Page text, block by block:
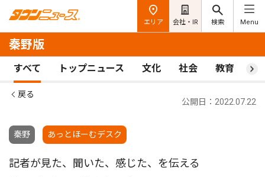
エリア 会社・IR 検索 Menu
秦野版
すべて トップニュース 文化 社会 教育 ス
戻る
秦野 あっとほーむデスク
公開日：2022.07.22
記者が見た、聞いた、感じた、を伝える